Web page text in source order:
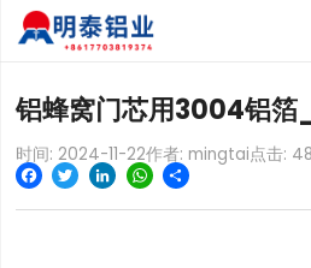
铝蜂窝门芯用3004铝
时间: 2024-11-22作者: mingtai点击:
Facebook
TwitterLinkedInWhatsApp
Share